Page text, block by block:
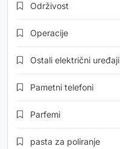
Održivost
Operacije
Ostali električni uređaji
Pametni telefoni
Parfemi
pasta za poliranje